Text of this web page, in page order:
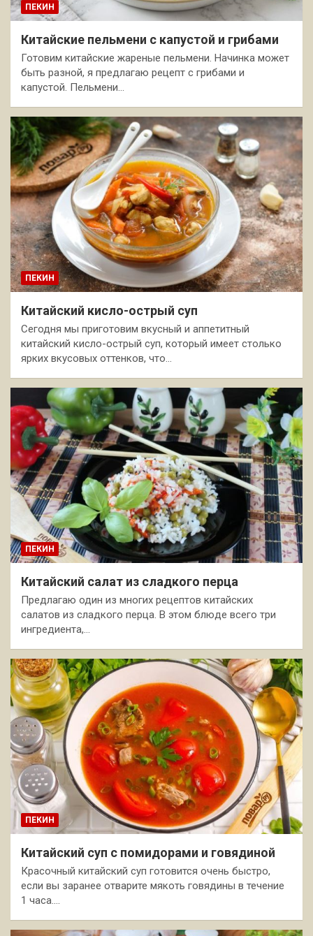
ПЕКИН
Китайские пельмени с капустой и грибами
Готовим китайские жареные пельмени. Начинка может
быть разной, я предлагаю рецепт с грибами и
капустой. Пельмени…
ПЕКИН
Китайский кисло-острый суп
Сегодня мы приготовим вкусный и аппетитный
китайский кисло-острый суп, который имеет столько
ярких вкусовых оттенков, что…
ПЕКИН
Китайский салат из сладкого перца
Предлагаю один из многих рецептов китайских
салатов из сладкого перца. В этом блюде всего три
ингредиента,…
ПЕКИН
Китайский суп с помидорами и говядиной
Красочный китайский суп готовится очень быстро,
если вы заранее отварите мякоть говядины в течение
1 часа.…